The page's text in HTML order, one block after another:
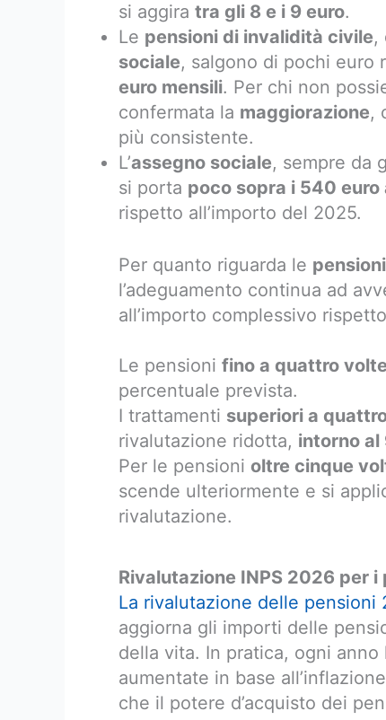
si aggira tra gli 8 e i 9 euro.
Le pensioni di invalidità civile,
sociale, salgono di pochi euro
euro mensili. Per chi non
confermata la maggiorazione,
più consistente.
L’assegno sociale, sempre da
si porta poco sopra i 540 euro
rispetto all’importo del 2025.
Per quanto riguarda le
l’adeguamento continua ad
all’importo complessivo
Le pensioni fino a quattro
percentuale prevista.
I trattamenti superiori a
rivalutazione ridotta, intorno al
Per le pensioni oltre cinque
scende ulteriormente e si
rivalutazione.
Rivalutazione INPS 2026 per i
La rivalutazione delle pensioni
aggiorna gli importi delle
della vita. In pratica, ogni
aumentate in base
che il potere d’acquisto dei